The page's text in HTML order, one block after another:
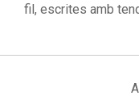
fil, escrites amb